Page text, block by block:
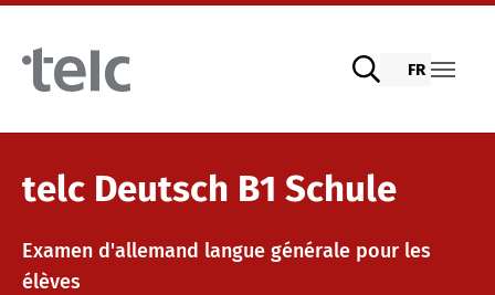
Skip to main content
Examens de langue
Examens numériques telc avec DIGItelc 2.0
FR
telc Deutsch B1 Schule
Examen d'allemand langue générale pour les
élèves